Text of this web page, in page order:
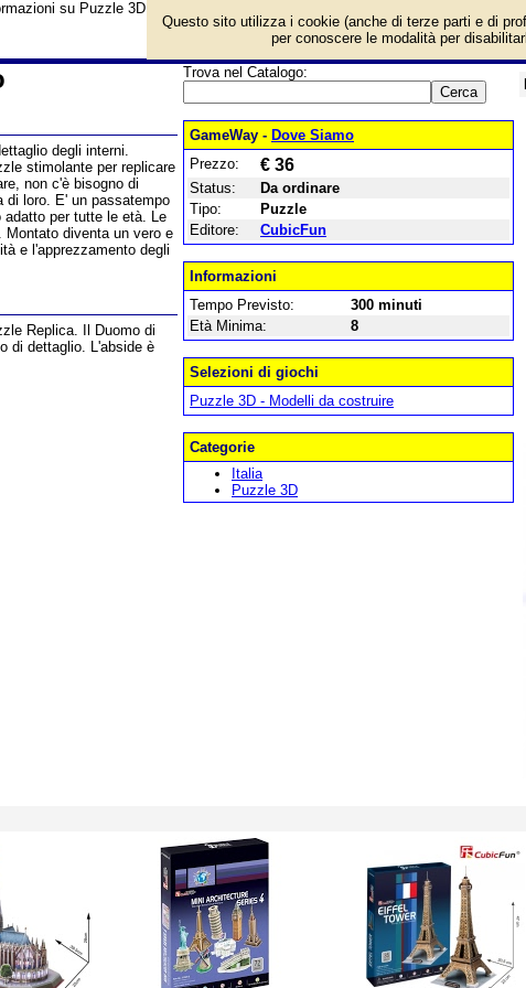
su Puzzle 3D Duomo di Milano e prezzo di vendita. Prodotto da CubicFun
degli interni.
stimolante per replicare
non c'è bisogno di
loro. E' un passatempo
adatto per tutte le età. Le
diventa un vero e
e l'apprezzamento degli
Replica. Il Duomo di
di dettaglio. L'abside è
Trova nel Catalogo:
GameWay - Dove Siamo
Prezzo:
€ 36
Status:
Da ordinare
Tipo:
Puzzle
Editore:
CubicFun
Informazioni
Tempo Previsto:
300 minuti
Età Minima:
8
Selezioni di giochi
Puzzle 3D - Modelli da costruire
Categorie
Italia
Puzzle 3D
Questo sito utilizza i cookie (anche di terze parti e di
per conoscere le modalità per